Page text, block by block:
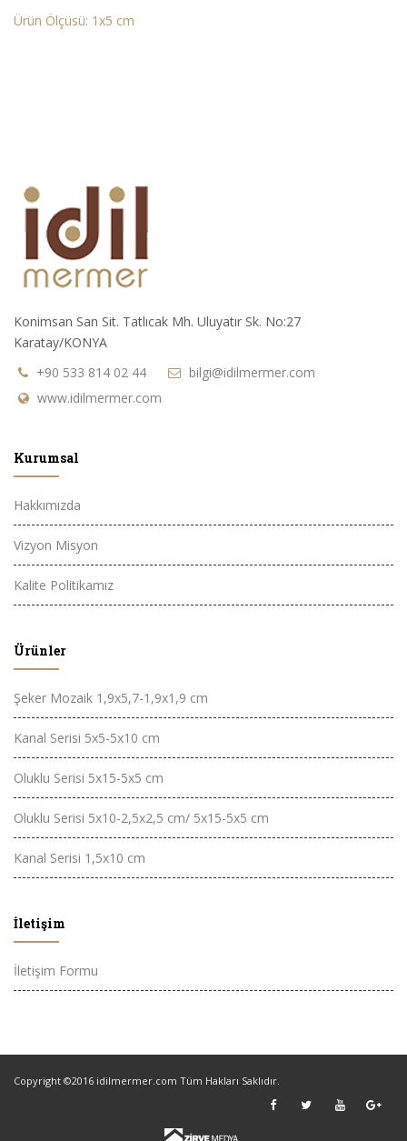
Ürün Ölçüsü: 1x5 cm
Konimsan San Sit. Tatlıcak Mh. Uluyatır Sk. No:27
Karatay/KONYA
+90 533 814 02 44
bilgi@idilmermer.com
www.idilmermer.com
Kurumsal
Hakkımızda
Vizyon Misyon
Kalite Politikamız
Ürünler
Şeker Mozaik 1,9x5,7-1,9x1,9 cm
Kanal Serisi 5x5-5x10 cm
Oluklu Serisi 5x15-5x5 cm
Oluklu Serisi 5x10-2,5x2,5 cm/ 5x15-5x5 cm
Kanal Serisi 1,5x10 cm
İletişim
İletişim Formu
Copyright ©2016 idilmermer.com Tüm Hakları Saklıdır.